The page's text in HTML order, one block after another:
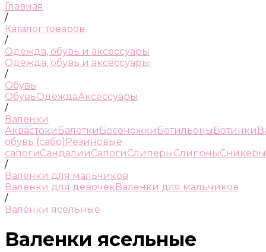
Главная
/
Каталог товаров
/
Одежда, обувь и аксессуары
Одежда, обувь и аксессуары
/
Обувь
ОбувьОдеждаАксессуары
/
Валенки
Аквастоки Балетки Босоножки Ботильоны Ботинки
обувь (сабо) Резиновые
сапогиСандалииСапогиСлиперыСлипоныСникеры
/
Валенки для мальчиков
Валенки для девочекВаленки для мальчиков
/
Валенки ясельные
Валенки ясельные